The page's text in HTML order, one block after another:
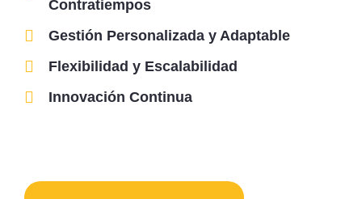
Contratiempos
Gestión Personalizada y Adaptable
Flexibilidad y Escalabilidad
Innovación Continua